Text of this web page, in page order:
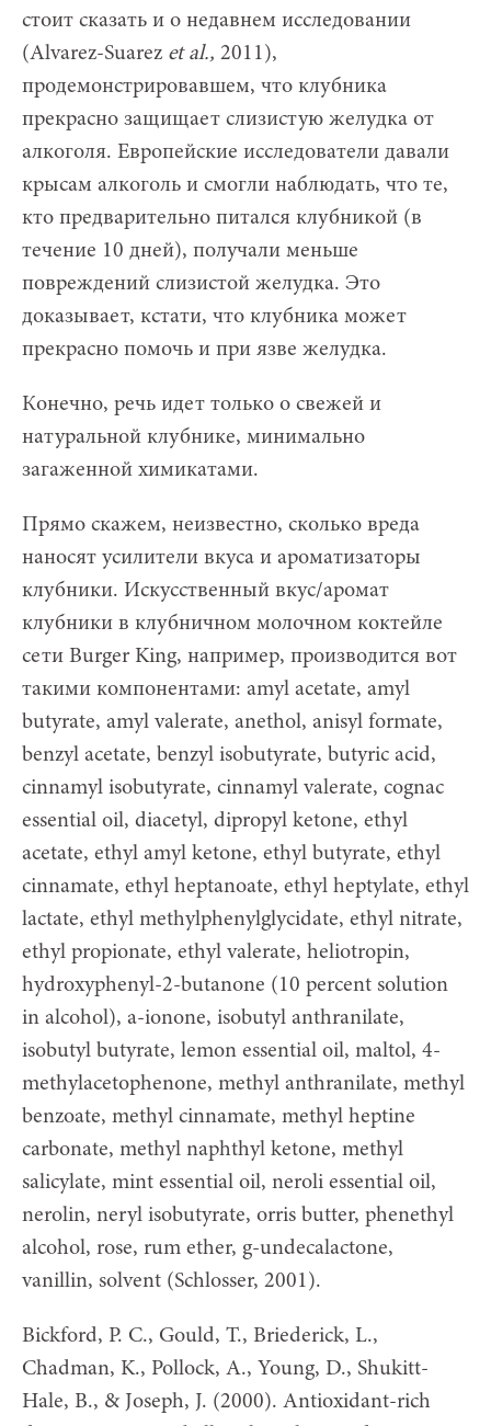
стоит сказать и о недавнем исследовании
(Alvarez-Suarez et al., 2011),
продемонстрировавшем, что клубника
прекрасно защищает слизистую желудка от
алкоголя. Европейские исследователи давали
крысам алкоголь и смогли наблюдать, что те,
кто предварительно питался клубникой (в
течение 10 дней), получали меньше
повреждений слизистой желудка. Это
доказывает, кстати, что клубника может
прекрасно помочь и при язве желудка.
Конечно, речь идет только о свежей и
натуральной клубнике, минимально
загаженной химикатами.
Прямо скажем, неизвестно, сколько вреда
наносят усилители вкуса и ароматизаторы
клубники. Искусственный вкус/аромат
клубники в клубничном молочном коктейле
сети Burger King, например, производится вот
такими компонентами: amyl acetate, amyl
butyrate, amyl valerate, anethol, anisyl formate,
benzyl acetate, benzyl isobutyrate, butyric acid,
cinnamyl isobutyrate, cinnamyl valerate, cognac
essential oil, diacetyl, dipropyl ketone, ethyl
acetate, ethyl amyl ketone, ethyl butyrate, ethyl
cinnamate, ethyl heptanoate, ethyl heptylate, ethyl
lactate, ethyl methylphenylglycidate, ethyl nitrate,
ethyl propionate, ethyl valerate, heliotropin,
hydroxyphenyl-2-butanone (10 percent solution
in alcohol), a-ionone, isobutyl anthranilate,
isobutyl butyrate, lemon essential oil, maltol, 4-
methylacetophenone, methyl anthranilate, methyl
benzoate, methyl cinnamate, methyl heptine
carbonate, methyl naphthyl ketone, methyl
salicylate, mint essential oil, neroli essential oil,
nerolin, neryl isobutyrate, orris butter, phenethyl
alcohol, rose, rum ether, g-undecalactone,
vanillin, solvent (Schlosser, 2001).
Bickford, P. C., Gould, T., Briederick, L.,
Chadman, K., Pollock, A., Young, D., Shukitt-
Hale, B., & Joseph, J. (2000). Antioxidant-rich